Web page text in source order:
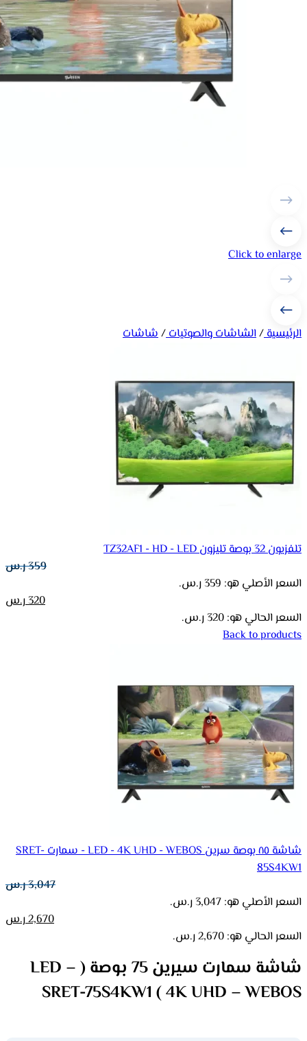
Click to enlarge
الرئيسية/الشاشات والصوتيات/شاشات
تلفزيون 32 بوصة تليزون TZ32AF1 - HD - LED
359ر.س
السعر الأصلي هو: 359 ر.س.
320ر.س
السعر الحالي هو: 320 ر.س.
Back to products
شاشة ٨٥ بوصة سرين LED - 4K UHD - WEBOS - سمارت SRET-
85S4KW1
3,047ر.س
السعر الأصلي هو: 3,047 ر.س.
2,670ر.س
السعر الحالي هو: 2,670 ر.س.
شاشة سمارت سيرين 75 بوصة ( LED –
4K UHD – WEBOS ) SRET-75S4KW1